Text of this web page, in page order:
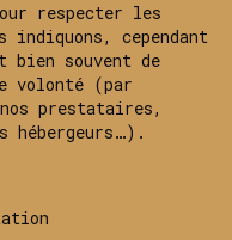
respecter les
indiquons, cependant
bien souvent de
volonté (par
prestataires,
hébergeurs…).